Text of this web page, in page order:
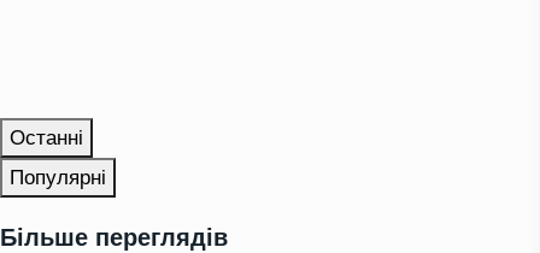
Останні
Популярні
Більше переглядів